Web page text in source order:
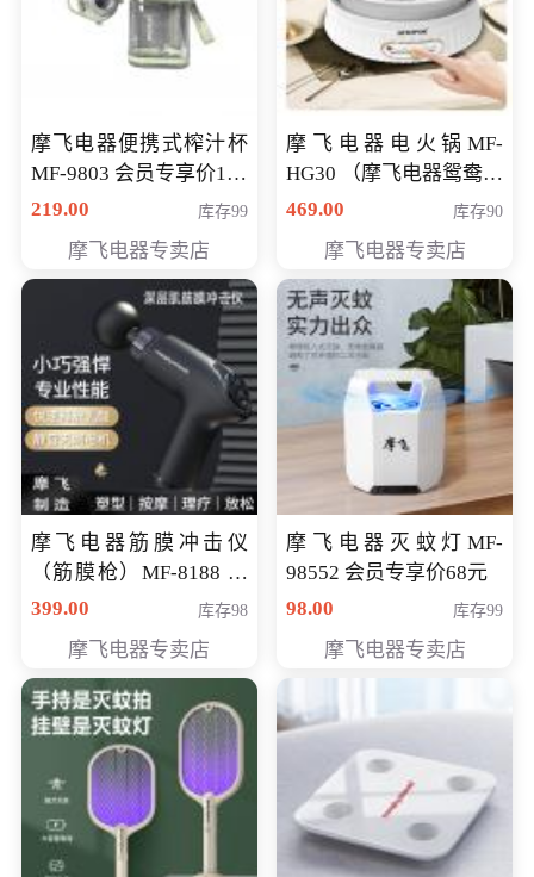
摩飞电器便携式榨汁杯
MF-9803 会员专享价138
元
219.00 库存99
摩飞电器专卖店
摩飞电器电火锅MF-
HG30 （摩飞电器鸳鸯锅
MF-HG30 ） 会员专享价
469.00 库存90
摩飞电器专卖店
摩飞电器筋膜冲击仪
（筋膜枪）MF-8188 会
员专享价268元
399.00 库存98
摩飞电器专卖店
摩飞电器灭蚊灯MF-
98552 会员专享价68元
98.00
库存99
摩飞电器专卖店